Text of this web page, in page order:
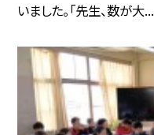
いました。「先生、数が大...